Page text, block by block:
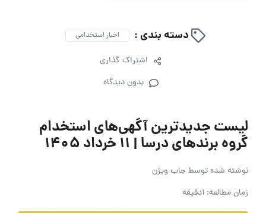
دسته بندی : اخبار استخدامی
اشتراک گذاری
بدون دیدگاه
لیست جدیدترین آگهی‌های استخدام
گروه برندهای درسا | ۱۱ خرداد ۱۴۰۵
نوشته شده توسطجاب ویژن
زمان مطالعه: 1دقیقه